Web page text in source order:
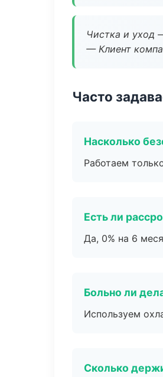
Чистка и уход
— Клиент
Часто
Насколько
Работаем
Есть ли
Да, 0% на 6
Больно ли
Используем
Сколько